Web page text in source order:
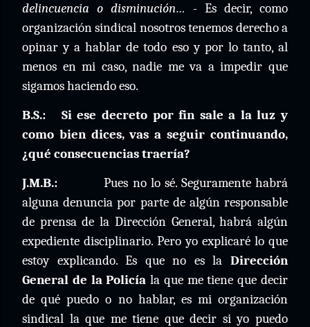
delincuencia o disminución… - Es decir, como
organización sindical nosotros tenemos derecho a
opinar y a hablar de todo eso y por lo tanto, al
menos en mi caso, nadie me va a impedir que
sigamos haciendo eso.
B.S.:
Si ese decreto por fin sale a la luz y
como bien dices, vas a seguir continuando,
¿qué consecuencias traería?
J.M.B.:
Pues no lo sé. Seguramente habrá
alguna denuncia por parte de algún responsable
de prensa de la Dirección General, habrá algún
expediente disciplinario. Pero yo explicaré lo que
estoy explicando. Es que no es la Dirección
General de la Policía la que me tiene que decir
de qué puedo o no hablar, es mi organización
sindical la que me tiene que decir si yo puedo